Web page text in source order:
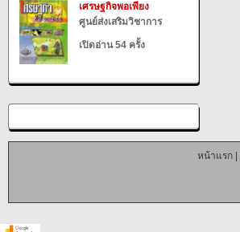
เศรษฐกิจพอเพียง
ศูนย์ส่งเสริมวิชาการ
เปิดอ่าน 54 ครั้ง
หน้าแรก|